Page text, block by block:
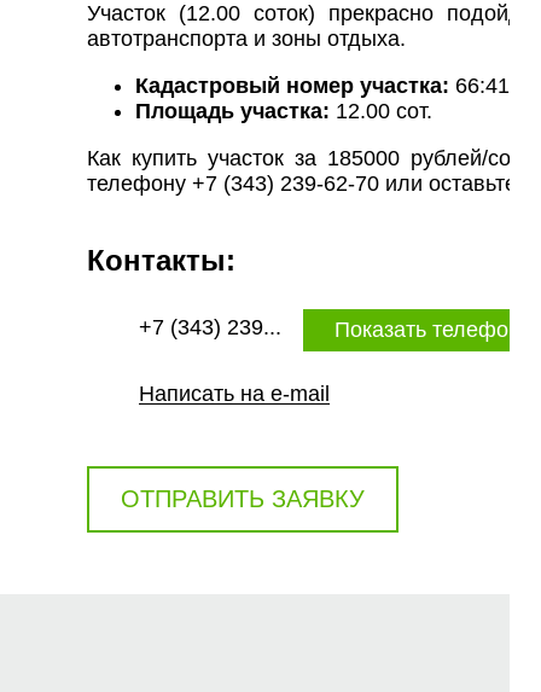
Участок (12.00 соток) прекрасно
автотранспорта и зоны отдыха.
Кадастровый номер участка:
Площадь участка: 12.00 сот.
Как купить участок за 185000 рублей/
телефону +7 (343) 239-62-70 или оставьте
Контакты:
+7 (343) 239... Показать телефон
Написать на e-mail
ОТПРАВИТЬ ЗАЯВКУ